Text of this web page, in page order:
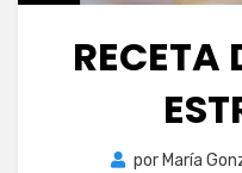
RECETA
por María